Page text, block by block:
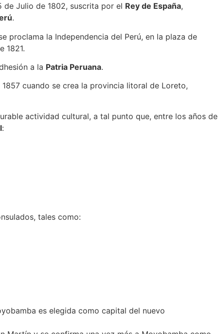
de Julio de 1802, suscrita por el Rey de España,
.
proclama la Independencia del Perú, en la plaza de
1821.
a la Patria Peruana.
cuando se crea la provincia litoral de Loreto,
actividad cultural, a tal punto que, entre los años de
:
tales como:
es elegida como capital del nuevo